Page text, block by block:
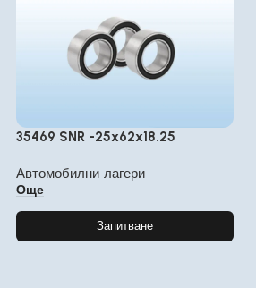
35469 SNR -25x62x18.25
Автомобилни лагери
Още
Запитване